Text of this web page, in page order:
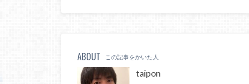
ABOUT この記事をかいた人
taipon